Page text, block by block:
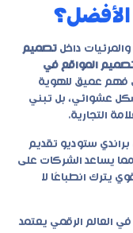
الأفضل؟
داخل تصميم
المواقع في
فهم عميق للهوية
عشوائي، بل تبني
التجارية.
ستوديو تقديم
مما يساعد الشركات على
يترك انطباعًا لا
العالم الرقمي يعتمد